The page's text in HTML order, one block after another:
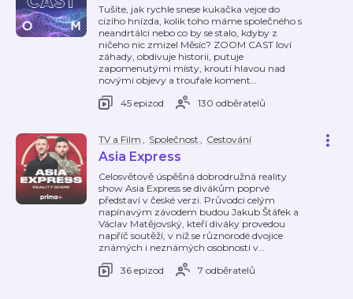
Tušíte, jak rychle snese kukačka vejce do
cizího hnízda, kolik toho máme společného s
neandrtálci nebo co by se stalo, kdyby z
ničeho nic zmizel Měsíc? ZOOM CAST loví
záhady, obdivuje historii, putuje
zapomenutými místy, kroutí hlavou nad
novými objevy a troufale koment…
45 epizod
130 odběratelů
TV a Film , Společnost , Cestování
Asia Express
Celosvětově úspěšná dobrodružná reality
show Asia Express se divákům poprvé
představí v české verzi. Průvodci celým
napínavým závodem budou Jakub Štáfek a
Václav Matějovský, kteří diváky provedou
napříč soutěží, v níž se různorodé dvojice
známých i neznámých osobností v…
36 epizod
7 odběratelů